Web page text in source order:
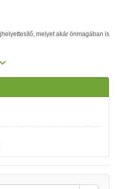
melyet akár önmagában is